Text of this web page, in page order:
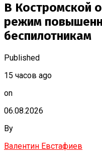
В Костромской
режим
беспилотникам
Published
15 часов ago
on
06.08.2026
By
Валентин Евстафиев